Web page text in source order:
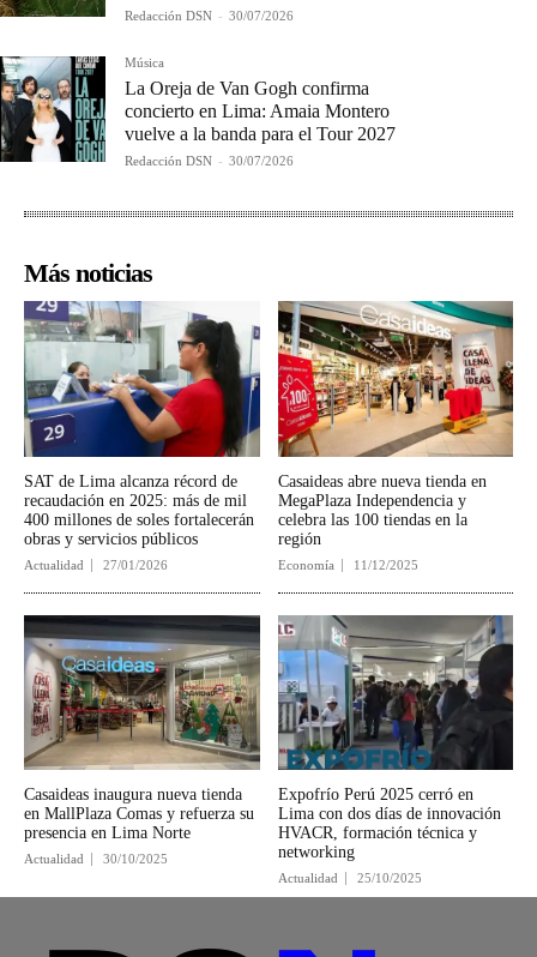
Redacción DSN - 30/07/2026
Música
La Oreja de Van Gogh confirma
concierto en Lima: Amaia Montero
vuelve a la banda para el Tour 2027
Redacción DSN - 30/07/2026
Más noticias
SAT de Lima alcanza récord de
recaudación en 2025: más de mil
400 millones de soles fortalecerán
obras y servicios públicos
Actualidad 27/01/2026
Casaideas abre nueva tienda en
MegaPlaza Independencia y
celebra las 100 tiendas en la
región
Economía 11/12/2025
Casaideas inaugura nueva tienda
en MallPlaza Comas y refuerza su
presencia en Lima Norte
Actualidad 30/10/2025
Expofrío Perú 2025 cerró en
Lima con dos días de innovación
HVACR, formación técnica y
networking
Actualidad 25/10/2025